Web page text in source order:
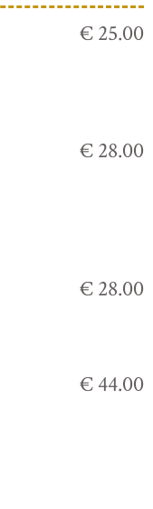
€ 25.00
€ 28.00
€ 28.00
€ 44.00